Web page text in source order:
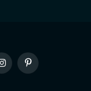
InstagramPinterest